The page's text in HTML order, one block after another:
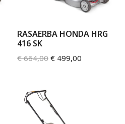
RASAERBA HONDA HRG
416 SK
€664,00 € 499,00